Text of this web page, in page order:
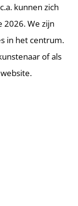
kunnen zich
2026. We zijn
in het centrum.
of als